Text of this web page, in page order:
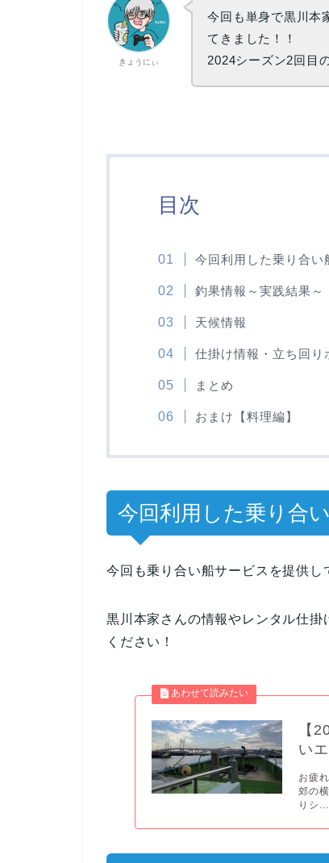
きょうにぃ
今回も単身で黒川本
てきました！！
2024シーズン2回目
目次
今回利用した乗り合い
釣果情報～実践結果～
天候情報
仕掛け情報・立ち回り
まとめ
おまけ【料理編】
今回利用した乗り合
今回も乗り合い船サービスを提供し
黒川本家さんの情報やレンタル仕
ください！
【
い
お疲
郊の
りシ...